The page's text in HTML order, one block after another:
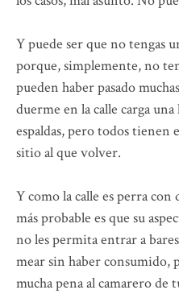
Y puede ser que no tengas
porque, simplemente, no
pueden haber pasado
duerme en la calle carga
espaldas, pero todos
sitio al que volver.
Y como la calle es perra
más probable es que su
no les permita entrar a
mear sin haber consumido,
mucha pena al camarero de